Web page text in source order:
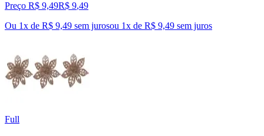
Preço R$ 9,49R$ 9,49
Ou 1x de R$ 9,49 sem jurosou 1x de R$ 9,49 sem juros
Full